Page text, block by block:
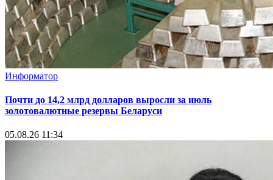
Информатор
Почти до 14,2 млрд долларов выросли за июль
золотовалютные резервы Беларуси
05.08.26 11:34